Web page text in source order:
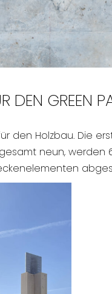
DEN GREEN
den Holzbau. Die
neun, werden